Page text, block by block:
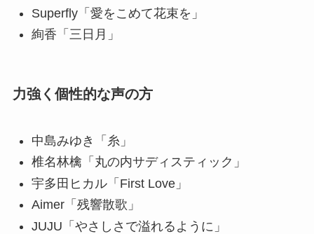
Superfly「愛をこめて花束を」
絢香「三日月」
力強く個性的な声の方
中島みゆき「糸」
椎名林檎「丸の内サディスティック」
宇多田ヒカル「First Love」
Aimer「残響散歌」
JUJU「やさしさで溢れるように」